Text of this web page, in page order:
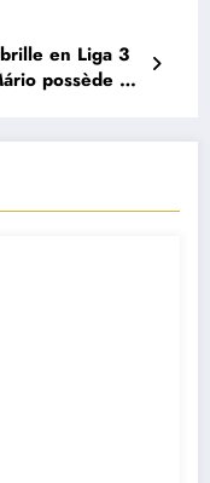
en Liga 3
possède un